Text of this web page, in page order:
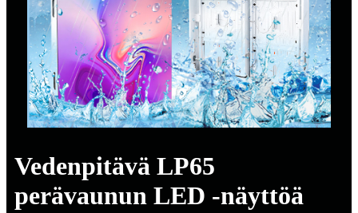
Vedenpitävä LP65
perävaunun LED -näyttöä